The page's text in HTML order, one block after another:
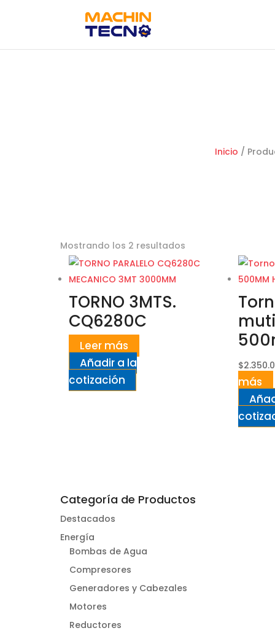
Inicio /
Mostrando los 2 resultados
TORNO 3MTS.
CQ6280C
Leer más
Añadir a la
cotización
$
más
Categoría de Productos
Destacados
Energía
Bombas de Agua
Compresores
Generadores y Cabezales
Motores
Reductores